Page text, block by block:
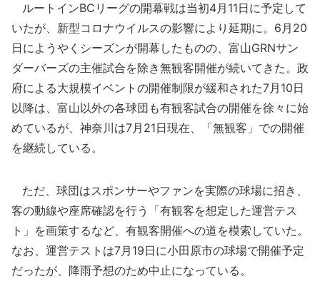
ルートインBCリーグの開幕戦は当初4月11日に予定して
いたが、新型コロナウイルスの影響により延期に。6月20
日にようやくシーズンが開幕したものの、富山GRNサン
ダーバーズの主催試合を除き無観客開催が続いてきた。政
府による大規模イベントの開催制限が緩和された7月10日
以降は、富山以外の各球団も有観客試合の開催を徐々に始
めているが、神奈川は7月21日現在、「無観客」での開催
を継続している。
ただ、球団はスポンサーやファンを実際の球場に招き、
客の動線や座席確認を行う「有観客を想定した運営テス
ト」を画策するなど、有観客開催への道を模索していた。
なお、運営テストは7月19日に小田原市の球場で開催予定
だったが、降雨予想のため中止になっている。